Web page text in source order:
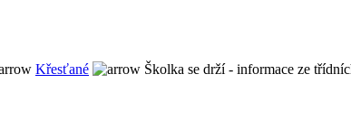
Křesťané Školka se drží - informace ze